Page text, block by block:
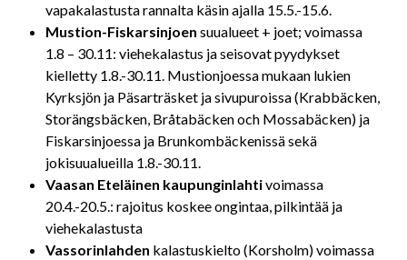
vapakalastusta rannalta käsin ajalla 15.5.-15.6.
Mustion-Fiskarsinjoen suualueet + joet; voimassa
1.8 – 30.11: viehekalastus ja seisovat pyydykset
kielletty 1.8.-30.11. Mustionjoessa mukaan lukien
Kyrksjön ja Päsarträsket ja sivupuroissa (Krabbäcken,
Storängsbäcken, Bråtabäcken och Mossabäcken) ja
Fiskarsinjoessa ja Brunkombäckenissä sekä
jokisuualueilla 1.8.-30.11.
Vaasan Eteläinen kaupunginlahtivoimassa
20.4.-20.5.: rajoitus koskee ongintaa, pilkintää ja
viehekalastusta
Vassorinlahden kalastuskielto (Korsholm) voimassa